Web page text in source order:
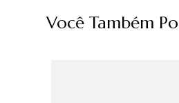
Você Também